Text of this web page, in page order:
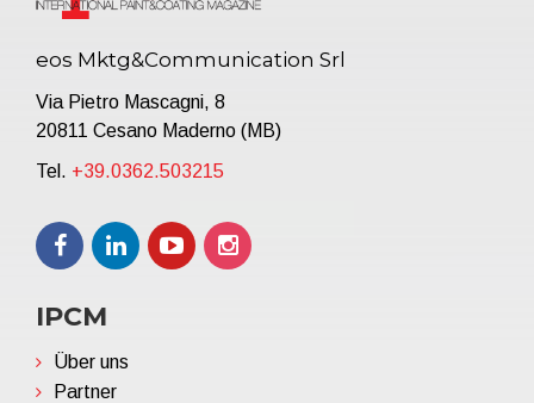
eos Mktg&Communication Srl
Via Pietro Mascagni, 8
20811 Cesano Maderno (MB)
Tel. +39.0362.503215
IPCM
Über uns
Partner